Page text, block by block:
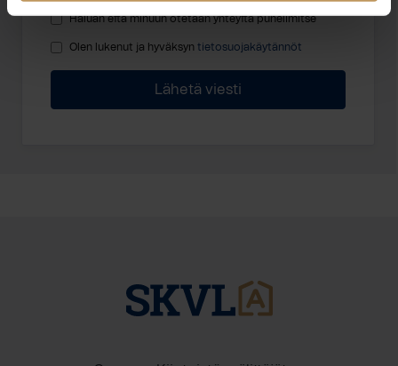
Haluan että minuun otetaan yhteyttä puhelimitse
Olen lukenut ja hyväksyn tietosuojakäytännöt